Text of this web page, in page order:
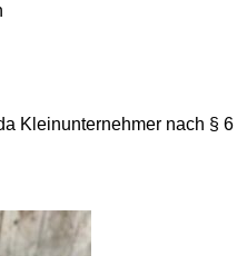
Kleinunternehmer nach § 6